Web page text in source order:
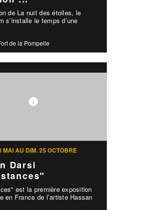
de La nuit des étoiles, le
s’installe le temps d’une
de la Pompelle
MAI AU DIM. 25 OCTOBRE
Darsi
est la première exposition
en France de l’artiste Hassan